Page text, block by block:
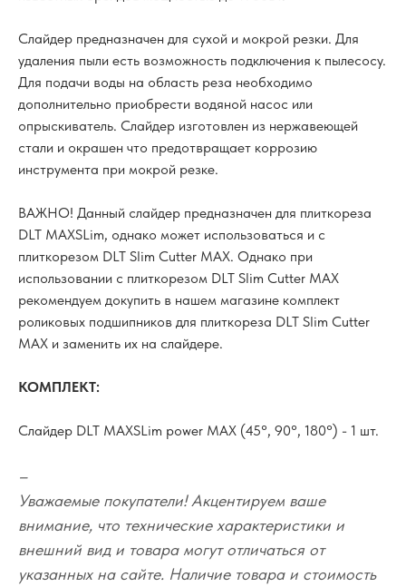
Слайдер предназначен для сухой и мокрой резки. Для
удаления пыли есть возможность подключения к пылесосу.
Для подачи воды на область реза необходимо
дополнительно приобрести водяной насос или
опрыскиватель. Слайдер изготовлен из нержавеющей
стали и окрашен что предотвращает коррозию
инструмента при мокрой резке.
ВАЖНО! Данный слайдер предназначен для плиткореза
DLT MAXSLim, однако может использоваться и с
плиткорезом DLT Slim Cutter MAX. Однако при
использовании с плиткорезом DLT Slim Cutter MAX
рекомендуем докупить в нашем магазине комплект
роликовых подшипников для плиткореза DLT Slim Cutter
MAX и заменить их на слайдере.
КОМПЛЕКТ:
Слайдер DLT MAXSLim power MAX (45°, 90°, 180°) - 1 шт.
–
Уважаемые покупатели! Акцентируем ваше
внимание, что технические характеристики и
внешний вид и товара могут отличаться от
указанных на сайте. Наличие товара и стоимость